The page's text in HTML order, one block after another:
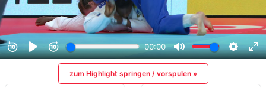
zum Highlight springen / vorspulen »